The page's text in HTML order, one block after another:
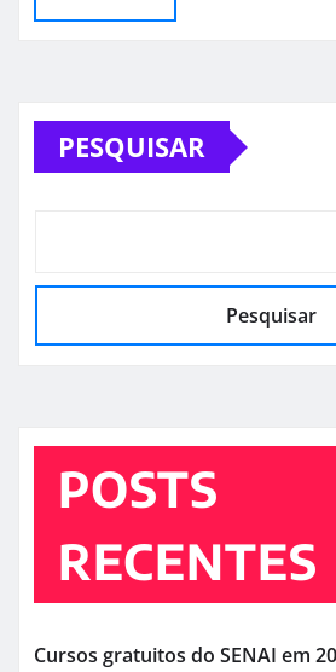
PESQUISAR
Pesquisar
POSTS
RECENTES
Cursos gratuitos do SENAI em